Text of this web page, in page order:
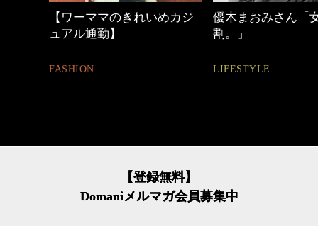
優木まおみさん「女の時間
割。」
LIFESTYLE
40代の小顔メイ
【登録無料】
Domaniメルマガ会員募集中